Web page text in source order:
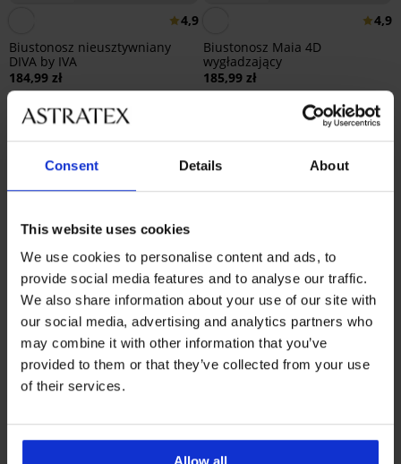
Consent Details About
This website uses cookies
We use cookies to personalise content and ads, to
provide social media features and to analyse our traffic.
We also share information about your use of our site with
our social media, advertising and analytics partners who
may combine it with other information that you’ve
provided to them or that they’ve collected from your use
of their services.
4,9
Biustonosz nieusztywniany
DIVA by IVA
184,99 zł
4,9
Biustonosz Maia 4D
wygładzający
185,99 zł
Zniżka -50%
Biustonosz usztywniany Soft
Lace II bez fiszbin
Bestseller